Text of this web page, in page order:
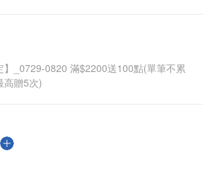
】_0729-0820 滿$2200送100點(單筆不累
高贈5次)